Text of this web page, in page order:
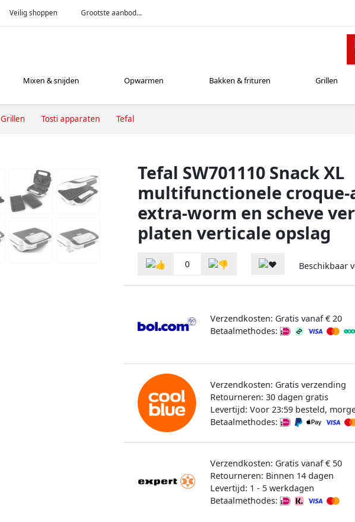
Veilig shoppen Grootste aanbod...
Mixen & snijden Opwarmen Bakken & frituren Grillen
Grillen Tosti apparaten Tefal
Tefal SW701110 Snack XL
multifunctionele
extra-worm en scheve
platen verticale opslag
0 Beschikbaar
Verzendkosten: Gratis vanaf € 20
Betaalmethodes:
Verzendkosten: Gratis verzending
Retourneren: 30 dagen gratis
Levertijd: Voor 23:59 besteld,
Betaalmethodes:
Verzendkosten: Gratis vanaf € 50
Retourneren: Binnen 14 dagen
Levertijd: 1 - 5 werkdagen
Betaalmethodes: